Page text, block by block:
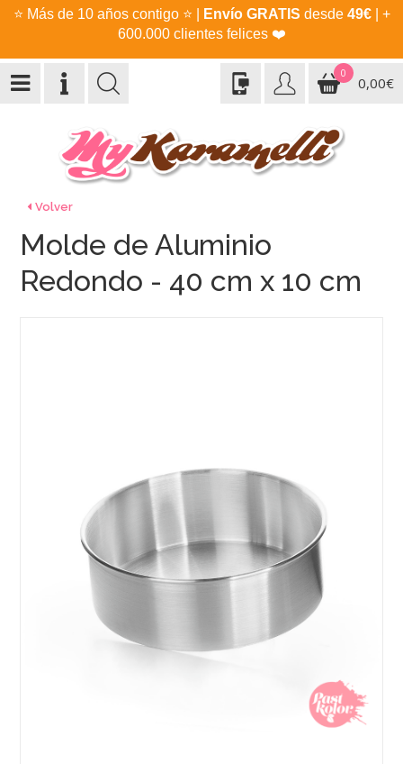
⭐ Más de 10 años contigo ⭐ Envío GRATIS desde 49€| +
600.000 clientes felices ❤️
0
0,00€
Volver
Molde de Aluminio
Redondo - 40 cm x 10 cm